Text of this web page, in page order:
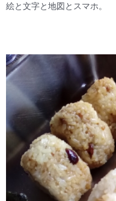
絵と文字と地図とスマホ。